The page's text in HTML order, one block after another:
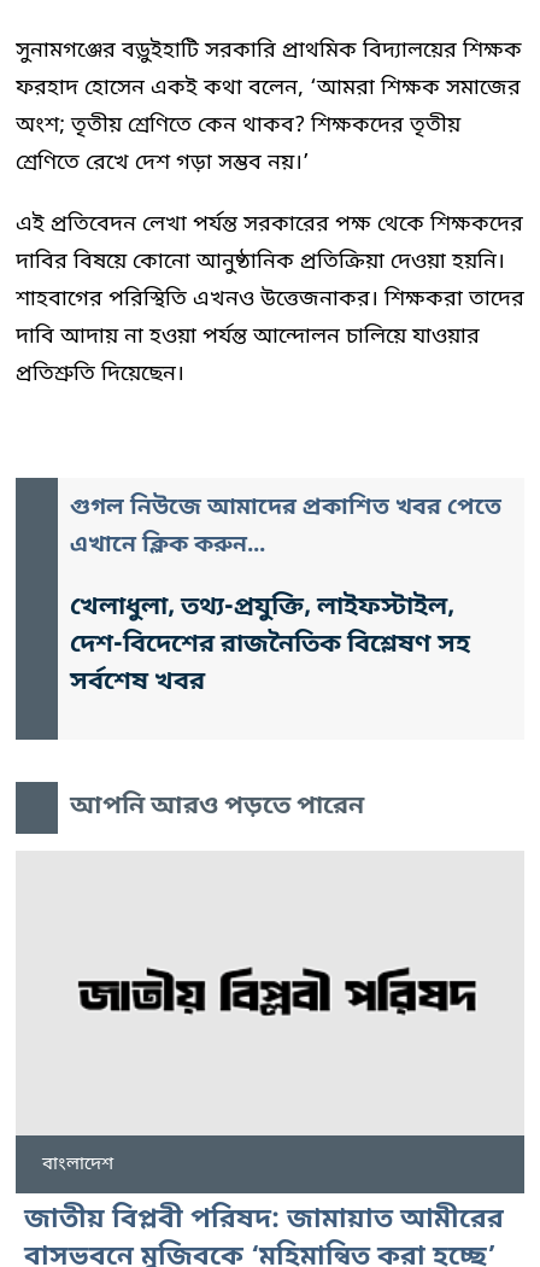
সুনামগঞ্জের বড়ুইহাটি সরকারি প্রাথমিক বিদ্যালয়ের শিক্ষক
ফরহাদ হোসেন একই কথা বলেন, ‘আমরা শিক্ষক সমাজের
অংশ; তৃতীয় শ্রেণিতে কেন থাকব? শিক্ষকদের তৃতীয়
শ্রেণিতে রেখে দেশ গড়া সম্ভব নয়।’
এই প্রতিবেদন লেখা পর্যন্ত সরকারের পক্ষ থেকে শিক্ষকদের
দাবির বিষয়ে কোনো আনুষ্ঠানিক প্রতিক্রিয়া দেওয়া হয়নি।
শাহবাগের পরিস্থিতি এখনও উত্তেজনাকর। শিক্ষকরা তাদের
দাবি আদায় না হওয়া পর্যন্ত আন্দোলন চালিয়ে যাওয়ার
প্রতিশ্রুতি দিয়েছেন।
গুগল নিউজে আমাদের প্রকাশিত খবর পেতে
এখানে ক্লিক করুন...
খেলাধুলা, তথ্য-প্রযুক্তি, লাইফস্টাইল,
দেশ-বিদেশের রাজনৈতিক বিশ্লেষণ সহ
সর্বশেষ খবর
আপনি আরও পড়তে পারেন
বাংলাদেশ
জাতীয় বিপ্লবী পরিষদ: জামায়াত আমীরের
বাসভবনে মুজিবকে ‘মহিমান্বিত করা হচ্ছে’